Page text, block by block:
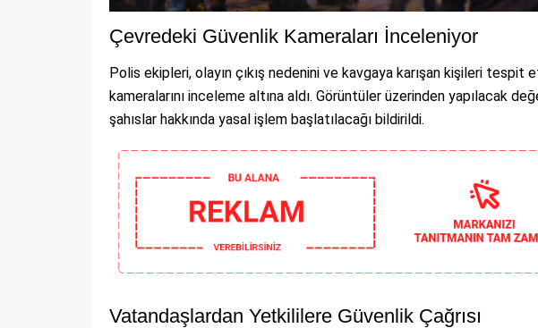
Çevredeki Güvenlik Kameraları İnceleniyor
Polis ekipleri, olayın çıkış nedenini ve kavgaya karışan kişileri
kameralarını inceleme altına aldı. Görüntüler üzerinden yapılacak
şahıslar hakkında yasal işlem başlatılacağı bildirildi.
Vatandaşlardan Yetkililere Güvenlik Çağrısı